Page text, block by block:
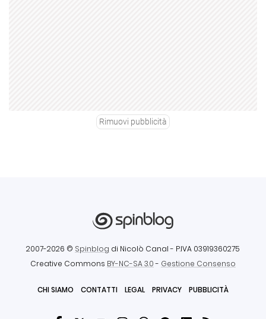
Rimuovi pubblicità
2007-2026 © Spinblog di Nicolò Canal - P.IVA 03919360275
Creative Commons BY-NC-SA 3.0- Gestione Consenso
CHI SIAMO CONTATTI LEGAL PRIVACY PUBBLICITÀ